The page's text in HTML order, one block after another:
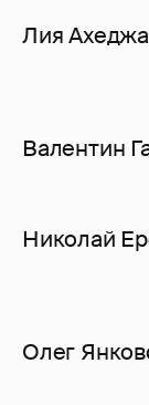
Лия
Валентин
Николай
Олег